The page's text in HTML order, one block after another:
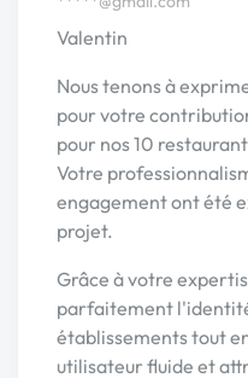
Valentin
Nous tenons à
pour votre
pour nos 10
Votre
engagement ont été
projet.
Grâce à votre
parfaitement
établissements tout
utilisateur fluide et